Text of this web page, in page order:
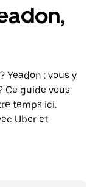
Yeadon : vous y
Ce guide vous
temps ici.
Uber et